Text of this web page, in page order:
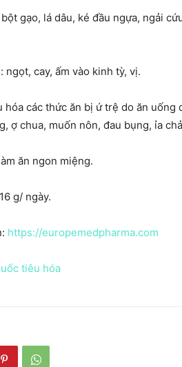
gạo, lá dâu, ké đầu ngựa, ngải
ngọt, cay, ấm vào kinh tỳ, vị.
hóa các thức ăn bị ứ trệ do ăn
ợ chua, muốn nôn, đau bụng, ỉa
ăn ngon miệng.
g/ ngày.
https://europemedpharma.com
tiêu hóa